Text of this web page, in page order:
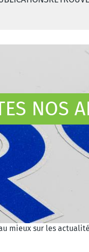
NOS
mieux sur les